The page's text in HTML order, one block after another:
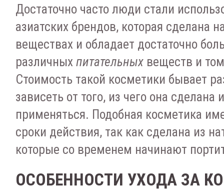
Достаточно часто люди стали
азиатских брендов, которая сделана
веществах и обладает достаточно
различных питательных веществ и
Стоимость такой косметики бывает
зависеть от того, из чего она сделана
применяться. Подобная косметика
сроки действия, так как сделана из
которые со временем начинают
ОСОБЕННОСТИ УХОДА ЗА